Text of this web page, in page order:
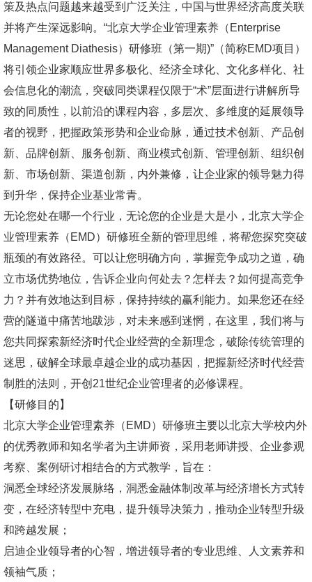
策及热点问题越来越受到广泛关注，中国与世界经济高度关联
并将产生深远影响。“北京大学企业管理素养（Enterprise
Management Diathesis）研修班（第一期)”（简称EMD项目）
将引领企业家顺应世界多极化、经济全球化、文化多样化、社
会信息化的潮流，突破同类课程仅限于“术”层面进行讲解所导
致的同质性，以前沿的课程内容，多层次、多维度的延展领导
者的视野，把握政策形势和企业命脉，通过技术创新、产品创
新、品牌创新、服务创新、商业模式创新、管理创新、组织创
新、市场创新、渠道创新，内外兼修，让企业家的领导魅力得
到升华，保持企业基业常青。
无论您处在哪一个行业，无论您的企业是大是小，北京大学企
业管理素养（EMD）研修班全新的管理思维，将帮您探究突破
瓶颈的有效路径。可以让您明确方向，掌握竞争成功之道，确
立市场优势地位，告诉企业向何处去？怎样去？如何提高竞争
力？并有效地达到目标，保持持续的赢利能力。如果您还在经
营的隧道中痛苦地跋涉，对未来感到迷惘，在这里，我们将与
您共同探索新经济时代企业经营的全新理念，破除传统管理的
迷思，破解全球最卓越企业的成功基因，把握新经济时代经营
制胜的法则，开创21世纪企业管理者的必修课程。
【研修目的】
北京大学企业管理素养（EMD）研修班主要以北京大学校内外
的优秀教师和知名学者为主讲师资，采用老师讲授、企业参观
考察、案例研讨相结合的方式教学，旨在：
洞悉全球经济发展脉络，洞悉金融体制改革与经济增长方式转
变，在经济转型中充电，提升领导决策力，推动企业转型升级
和跨越发展；
启迪企业领导者的心智，增进领导者的专业思维、人文素养和
领袖气质；